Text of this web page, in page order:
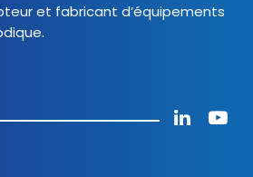
et fabricant d’équipements